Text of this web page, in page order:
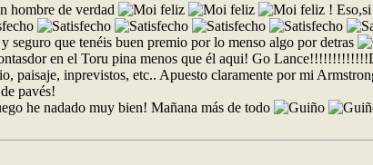
hombre de verdad
!
seguro que tenéis buen premio por lo menso algo por detras
en el Toru pina menos que él aqui! Go
paisaje, inprevistos, etc.. Apuesto claramente por mi
pavés!
he nadado muy bien! Mañana más de todo